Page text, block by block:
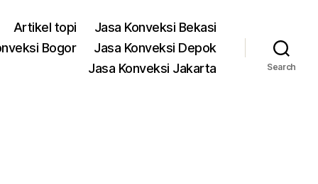
Artikel topi
Jasa Konveksi Bekasi
Bogor
Jasa Konveksi Depok
Jasa Konveksi Jakarta
Search